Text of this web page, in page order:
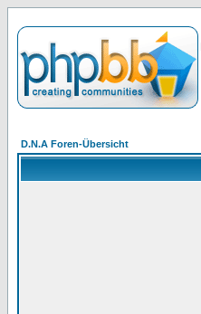
D.N.A Foren-Übersicht